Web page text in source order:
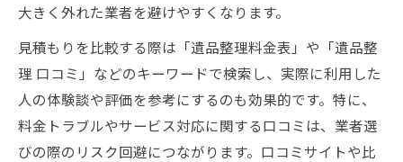
大きく外れた業者を避けやすくなります。
見積もりを比較する際は「遺品整理料金表」や「遺品整
理 口コミ」などのキーワードで検索し、実際に利用した
人の体験談や評価を参考にするのも効果的です。特に、
料金トラブルやサービス対応に関する口コミは、業者選
びの際のリスク回避につながります。口コミサイトや比